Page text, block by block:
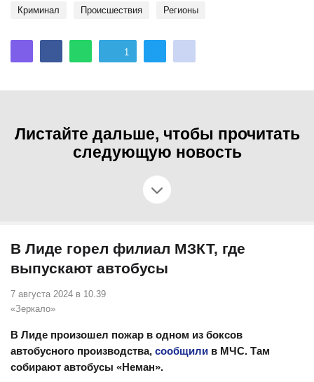
криминал происшествия регионы
1
Листайте дальше, чтобы прочитать
следующую новость